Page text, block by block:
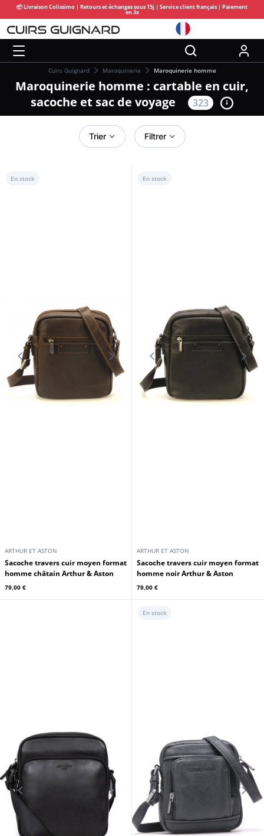
📦 Livraison Colissimo | Retours et échanges sous 15j | Service client français | Paiement
en 3x
Cuirs Guignard Maroquinerie Maroquinerie homme
Maroquinerie homme : cartable en cuir,
sacoche et sac de voyage
323
Trier Filtrer
ARTHUR ET ASTON
Sacoche travers cuir moyen format
homme châtain Arthur & Aston
79,00 €
En stock
ARTHUR ET ASTON
Sacoche travers cuir moyen format
homme noir Arthur & Aston
79,00 €
En stock
En stock